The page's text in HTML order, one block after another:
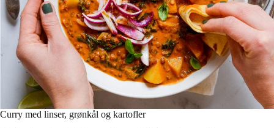
Curry med linser, grønkål og kartofler